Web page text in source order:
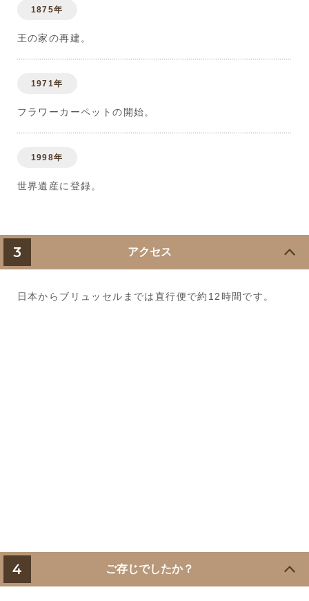
1875年
王の家の再建。
1971年
フラワーカーペットの開始。
1998年
世界遺産に登録。
3 アクセス
日本からブリュッセルまでは直行便で約12時間です。
4 ご存じでしたか？